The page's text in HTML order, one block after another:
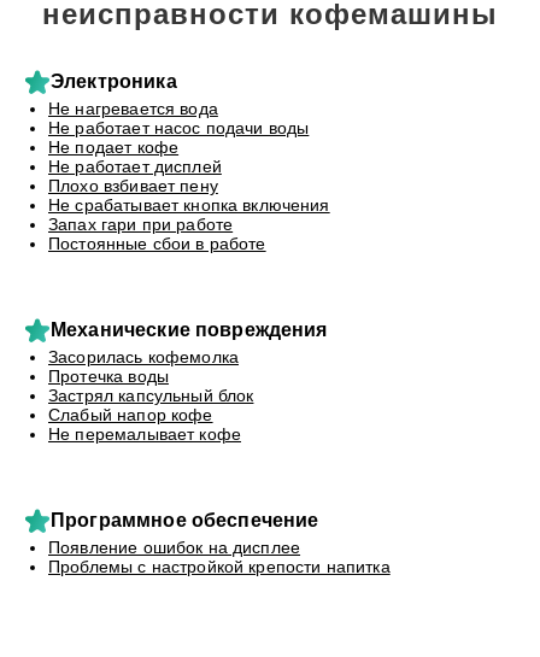
неисправности кофемашины
Электроника
Не нагревается вода
Не работает насос подачи воды
Не подает кофе
Не работает дисплей
Плохо взбивает пену
Не срабатывает кнопка включения
Запах гари при работе
Постоянные сбои в работе
Механические повреждения
Засорилась кофемолка
Протечка воды
Застрял капсульный блок
Слабый напор кофе
Не перемалывает кофе
Программное обеспечение
Появление ошибок на дисплее
Проблемы с настройкой крепости напитка